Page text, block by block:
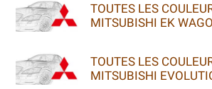
TOUTES LES
MITSUBISHI EK
TOUTES LES
MITSUBISHI